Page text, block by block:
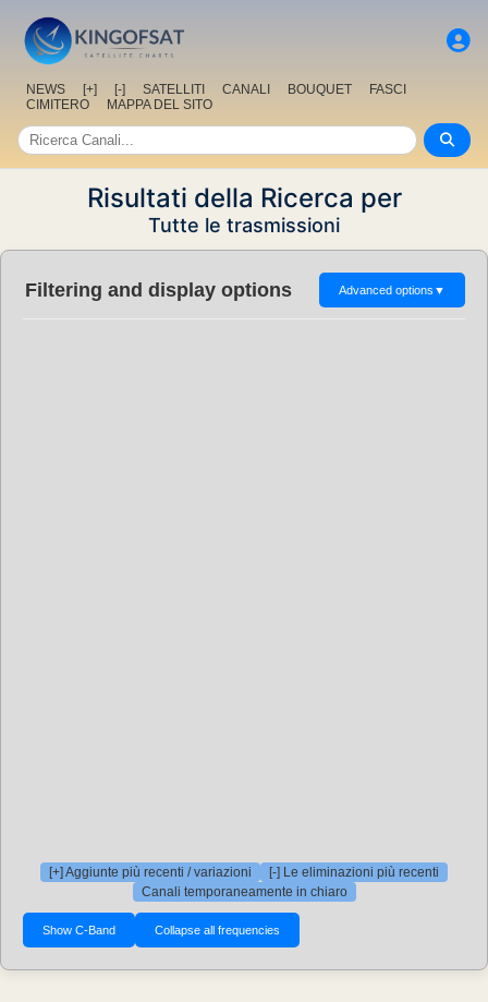
NEWS [+] [-] SATELLITI CANALI BOUQUET
FASCI
CIMITERO
MAPPA DEL SITO
Risultati della Ricerca per
Tutte le trasmissioni
Filtering and display options Advanced options ▼
[+] Aggiunte più recenti / variazioni
[-] Le eliminazioni più recenti
Canali temporaneamente in chiaro